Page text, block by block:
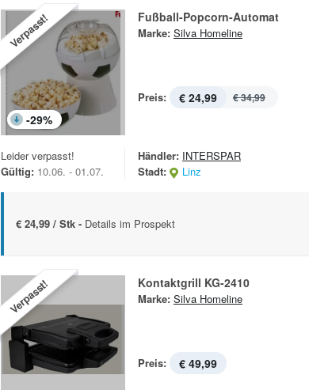
Verpasst!
-29%
Fußball-Popcorn-Automat
Marke: Silva Homeline
Preis: € 24,99 € 34,99
Leider verpasst!
Gültig: 10.06. - 01.07.
Händler: INTERSPAR
Stadt:
Linz
€ 24,99 / Stk - Details im Prospekt
Verpasst! Kontaktgrill KG-2410
Marke: Silva Homeline
Preis: € 49,99